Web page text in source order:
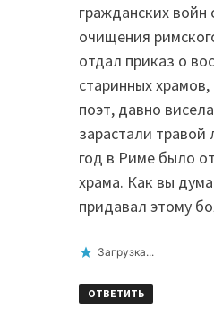
гражданских войн
очищения
отдал приказ о
старинных
поэт, давно
зарастали травой
год в Риме было
храма. Как вы
придавал этому
Загрузка...
ОТВЕТИТЬ